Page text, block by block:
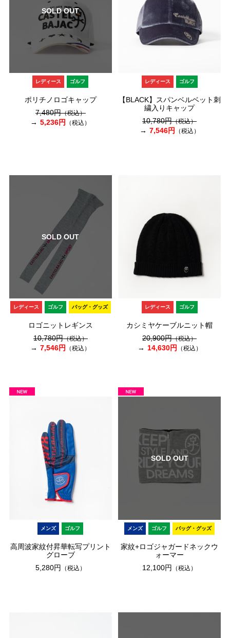
SOLD OUT
レディース ゴルフ
ポリチノロゴキャップ
7,480円（税込）
5,236円 （税込）
レディース ゴルフ
【BLACK】スパンベルベット刺
繍入りキャップ
10,780円（税込）
7,546円 （税込）
SOLD OUT
レディース ゴルフ バッグ・グッズ
ロゴニットレギンス
10,780円（税込）
7,546円 （税込）
レディース ゴルフ
カシミヤケーブルニット帽
20,900円（税込）
14,630円 （税込）
メンズ ゴルフ
高周波家紋付昇華転写プリント
グローブ
5,280円
（税込）
SOLD OUT
メンズ ゴルフ バッグ・グッズ
家紋+ロゴジャガードネックウ
ォーマー
12,100円
（税込）